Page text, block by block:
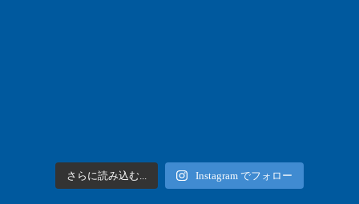
さらに読み込む... Instagram でフォロー